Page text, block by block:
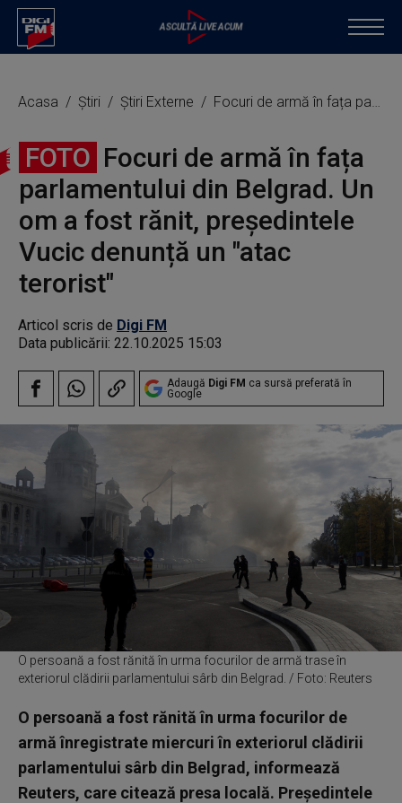
Acasa Știri Știri Externe Focuri de armă în fața parlamentului din Belgrad. Un om a fost rănit, președintele Vucic denunță un "atac terorist"
FOTO Focuri de armă în fața
parlamentului din Belgrad. Un
om a fost rănit, președintele
Vucic denunță un "atac
terorist"
Articol scris de Digi FM
Data publicării: 22.10.2025 15:03
Adaugă Digi FM ca sursă preferată în
Google
O persoană a fost rănită în urma focurilor de armă trase în
exteriorul clădirii parlamentului sârb din Belgrad. / Foto: Reuters
O persoană a fost rănită în urma focurilor de
armă înregistrate miercuri în exteriorul clădirii
parlamentului sârb din Belgrad, informează
Reuters, care citează presa locală. Președintele